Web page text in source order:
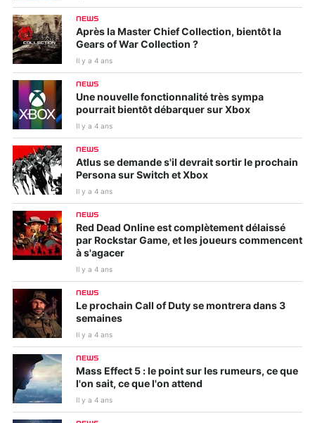
NEWS
Après la Master Chief Collection, bientôt la
Gears of War Collection ?
Il y a 4 ans
NEWS
Une nouvelle fonctionnalité très sympa
pourrait bientôt débarquer sur Xbox
Il y a 4 ans
NEWS
Atlus se demande s'il devrait sortir le prochain
Persona sur Switch et Xbox
Il y a 4 ans
NEWS
Red Dead Online est complètement délaissé
par Rockstar Game, et les joueurs commencent
à s'agacer
Il y a 4 ans
NEWS
Le prochain Call of Duty se montrera dans 3
semaines
Il y a 4 ans
NEWS
Mass Effect 5 : le point sur les rumeurs, ce que
l'on sait, ce que l'on attend
Il y a 4 ans